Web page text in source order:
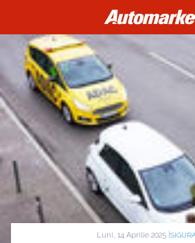
Luni, 14 Aprilie 2025 |